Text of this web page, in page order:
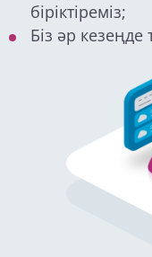
біріктіреміз;
Біз әр кезеңде